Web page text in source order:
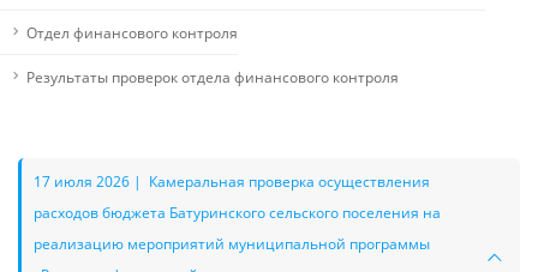
Отдел финансового контроля
Результаты проверок отдела финансового контроля
17 июля 2026 | Камеральная проверка осуществления
расходов бюджета Батуринского сельского поселения на
реализацию мероприятий муниципальной программы